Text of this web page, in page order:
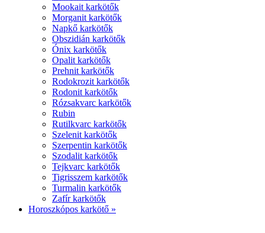
Mookait karkötők
Morganit karkötők
Napkő karkötők
Obszidián karkötők
Ónix karkötők
Opalit karkötők
Prehnit karkötők
Rodokrozit karkötők
Rodonit karkötők
Rózsakvarc karkötők
Rubin
Rutilkvarc karkötők
Szelenit karkötők
Szerpentin karkötők
Szodalit karkötők
Tejkvarc karkötők
Tigrisszem karkötők
Turmalin karkötők
Zafír karkötők
Horoszkópos karkötő »